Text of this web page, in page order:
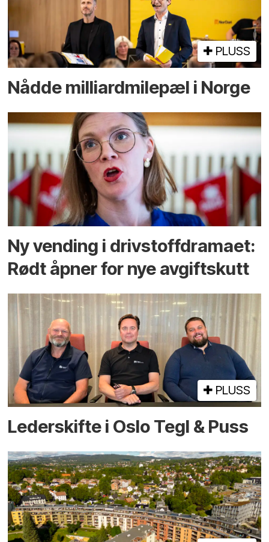
PLUSS
Nådde milliard­­milepæl i Norge
Ny vending i drivstoffdramaet:
Rødt åpner for nye avgiftskutt
PLUSS
Lederskifte i Oslo Tegl & Puss